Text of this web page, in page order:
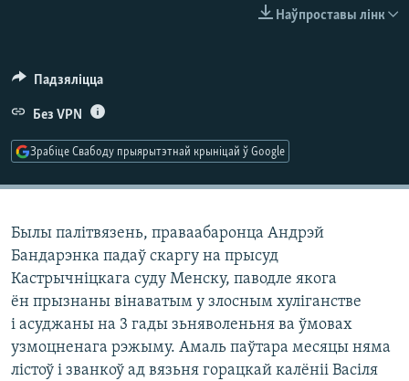
Наўпроставы лінк
Падзяліцца
Без VPN
Зрабіце Свабоду прыярытэтнай крыніцай ў Google
Былы палітвязень, праваабаронца Андрэй
Бандарэнка падаў скаргу на прысуд
Кастрычніцкага суду Менску, паводле якога
ён прызнаны вінаватым у злосным хуліганстве
і асуджаны на 3 гады зьняволеньня ва ўмовах
узмоцненага рэжыму. Амаль паўтара месяцы няма
лістоў і званкоў ад вязьня горацкай калёніі Васіля